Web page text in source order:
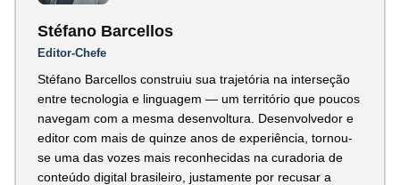
Stéfano Barcellos
Editor-Chefe
Stéfano Barcellos construiu sua trajetória na interseção
entre tecnologia e linguagem — um território que poucos
navegam com a mesma desenvoltura. Desenvolvedor e
editor com mais de quinze anos de experiência, tornou-
se uma das vozes mais reconhecidas na curadoria de
conteúdo digital brasileiro, justamente por recusar a